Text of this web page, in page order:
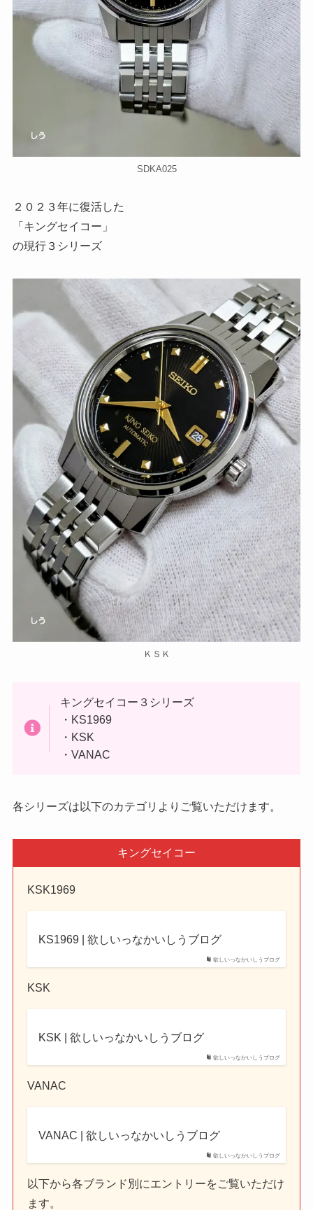
SDKA025
２０２３年に復活した
「キングセイコー」
の現行３シリーズ
ＫＳＫ
キングセイコー３シリーズ
・KS1969
・KSK
・VANAC
各シリーズは以下のカテゴリよりご覧いただけます。
キングセイコー
KSK1969
欲しいっなかいしうブログ
KS1969 | 欲しいっなかいしうブログ
KSK
欲しいっなかいしうブログ
KSK | 欲しいっなかいしうブログ
VANAC
欲しいっなかいしうブログ
VANAC | 欲しいっなかいしうブログ
以下から各ブランド別にエントリーをご覧いただけ
ます。